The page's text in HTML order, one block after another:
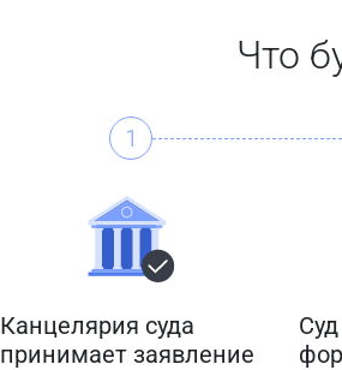
Что
1
Канцелярия суда
принимает заявление